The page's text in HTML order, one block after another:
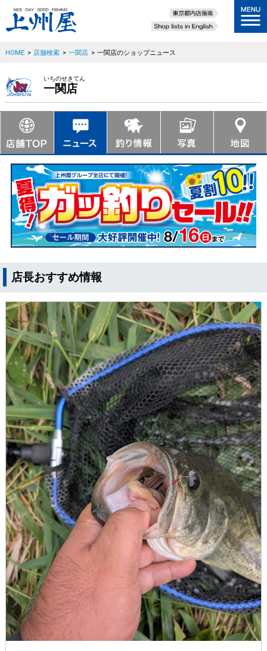
HOME > 店舗検索 > 一関店 > 一関店のショップニュース
いちのせきてん
一関店
店長おすすめ情報